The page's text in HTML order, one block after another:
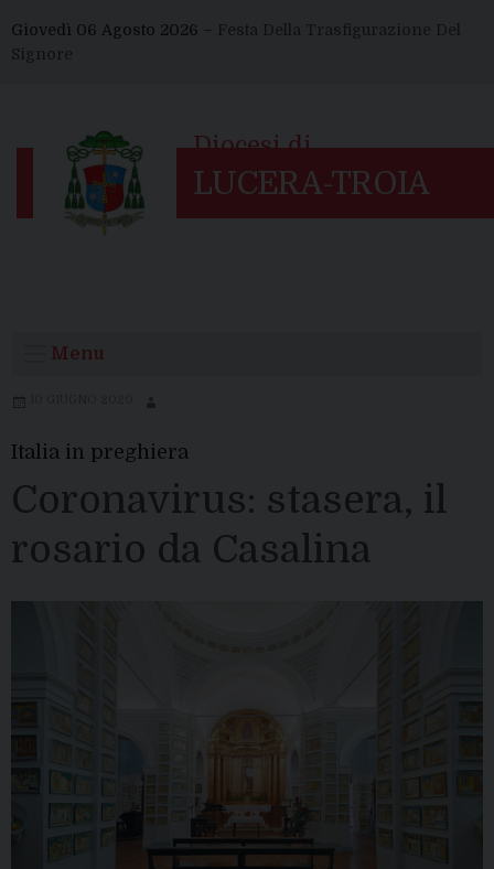
to
content
Giovedì 06 Agosto 2026 – Festa Della Trasfigurazione Del
Signore
Menu
Italia in preghiera
Coronavirus: stasera, il
rosario da Casalina